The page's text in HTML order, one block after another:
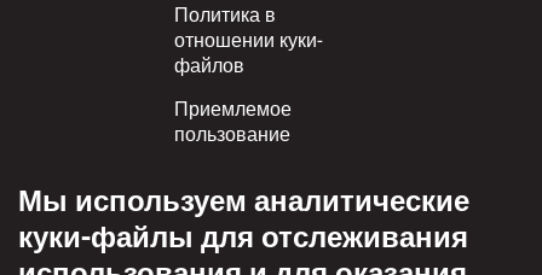
Политика в
отношении куки-
файлов
Приемлемое
пользование
конфиденциальности
Политика взаимного
Мы используем аналитические
куки-файлы для отслеживания